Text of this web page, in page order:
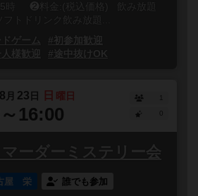
5時 ❷料金:(税込価格) 飲み放題
トドリンク飲み放題...
ゲーム
#初参加歓迎
様歓迎 #途中抜けOK
月 23 日 日 曜日
16:00
1
ーダーミステリー会
屋 栄 誰でも参加